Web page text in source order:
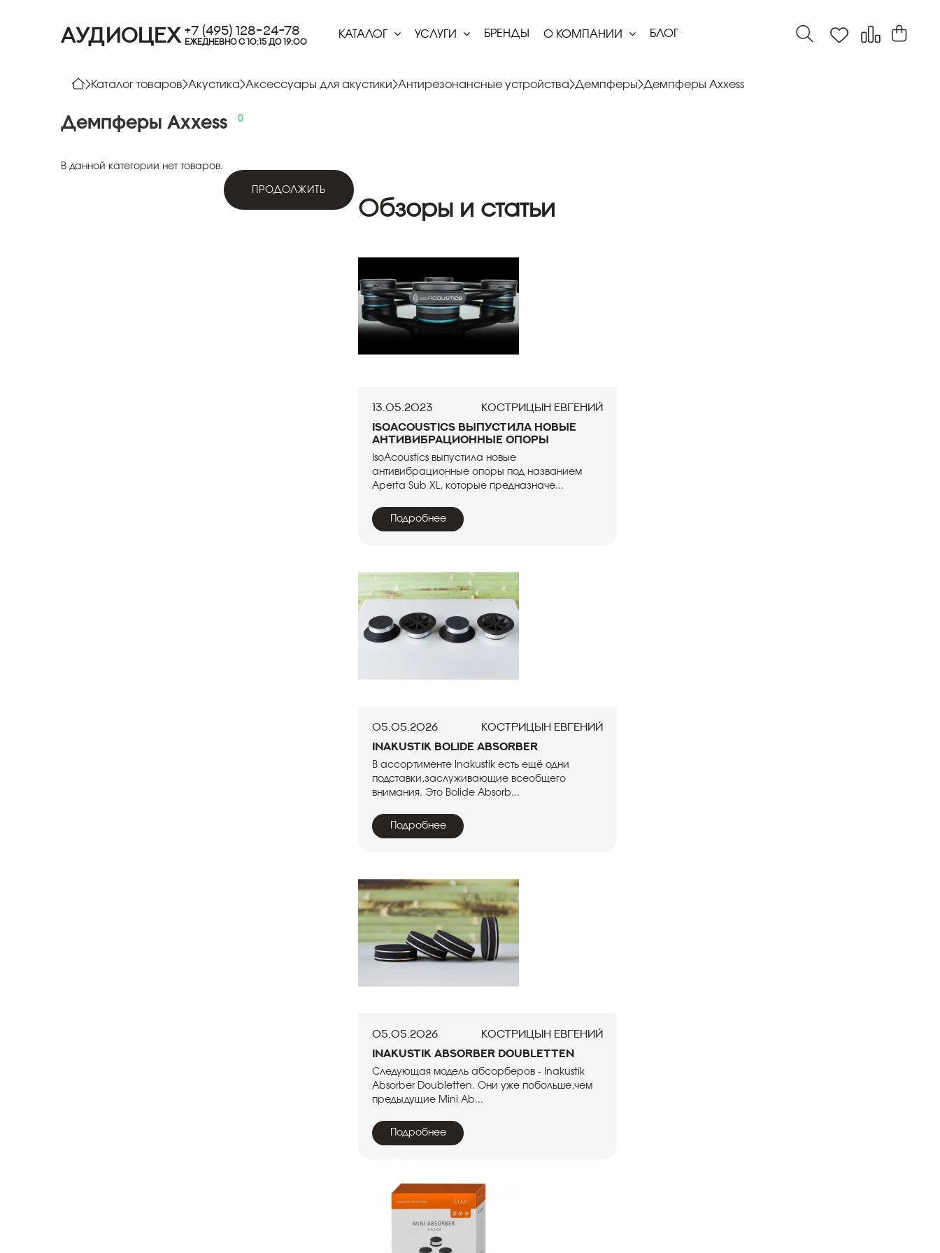
АУДИОЦЕХ +7 (495) 128-24-78
ЕЖЕДНЕВНО С 10:15 ДО 19:00
КАТАЛОГ УСЛУГИ БРЕНДЫ О КОМПАНИИ БЛОГ
Каталог товаров Акустика Аксессуары для акустики Антирезонансные устройства Демпферы Демпферы Axxess
Демпферы Axxess
В данной категории нет товаров.
ПРОДОЛЖИТЬ
Обзоры и статьи
13.05.2023
Кострицын Евгений
IsoAcoustics выпустила новые
антивибрационные опоры
IsoAcoustics выпустила новые
антивибрационные опоры под названием
Aperta Sub XL, которые предназначе...
Подробнее
05.05.2026
Кострицын Евгений
Inakustik Bolide Absorber
В ассортименте Inakustik есть ещё одни
подставки,заслуживающие всеобщего
внимания. Это Bolide Absorb...
Подробнее
05.05.2026
Кострицын Евгений
Inakustik Absorber Doubletten
Следующая модель абсорберов - Inakustik
Absorber Doubletten. Они уже побольше,чем
предыдущие Mini Ab...
Подробнее